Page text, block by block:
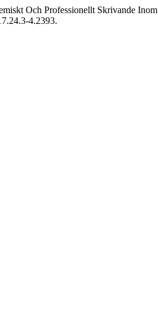
Och Professionellt Skrivande
4.2393.